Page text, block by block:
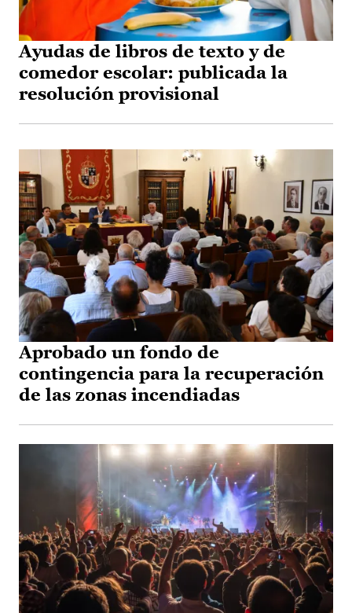
Ayudas de libros de texto y de
comedor escolar: publicada la
resolución provisional
Aprobado un fondo de
contingencia para la recuperación
de las zonas incendiadas